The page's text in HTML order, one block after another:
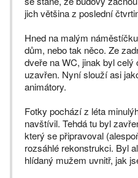
jich většina z poslední
Hned na malým
dům, nebo tak něco. Ze
dveře na WC, jinak byl celý
uzavřen. Nyní slouží asi
animátory.
Fotky pochází z léta
navštívil. Tehdá tu byl
který se připravoval
rozsáhlé rekonstrukci. Byl
hlídaný mužem uvnitř, jak